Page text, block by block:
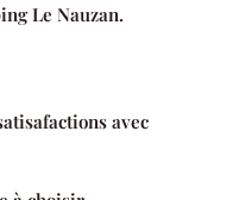
Le Nauzan.
avec